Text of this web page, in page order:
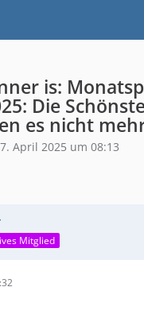
is:
Die
es nicht
April 2025 um 08:13
Mitglied